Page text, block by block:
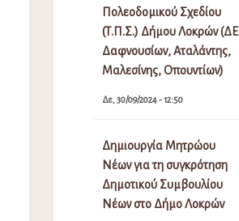
Πολεοδομικού Σχεδίου
(Τ.Π.Σ.) Δήμου Λοκρών (ΔΕ
Δαφνουσίων, Αταλάντης,
Μαλεσίνης, Οπουντίων)
Δε, 30/09/2024 - 12:50
Δημιουργία Μητρώου
Νέων για τη συγκρότηση
Δημοτικού Συμβουλίου
Νέων στο Δήμο Λοκρών